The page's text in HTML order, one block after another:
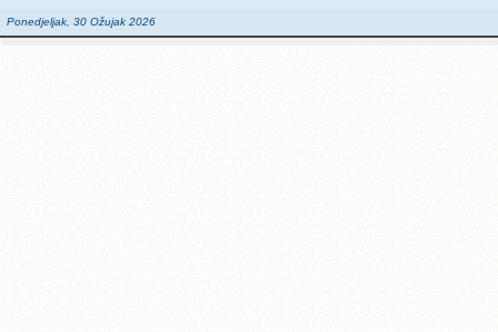
Ponedjeljak, 30 Ožujak 2026